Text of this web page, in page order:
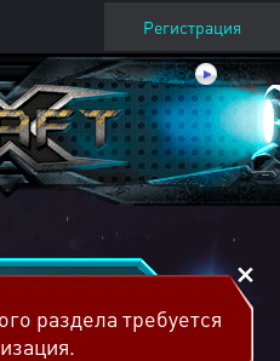
Регистрация
раздела требуется